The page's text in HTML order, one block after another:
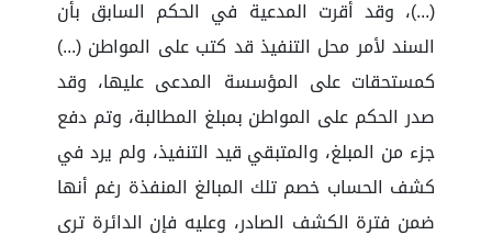
(...)، وقد أقرت المدعية في الحكم السابق بأن
السند لأمر محل التنفيذ قد كتب على المواطن (...)
كمستحقات على المؤسسة المدعى عليها، وقد
صدر الحكم على المواطن بمبلغ المطالبة، وتم دفع
جزء من المبلغ، والمتبقي قيد التنفيذ، ولم يرد في
كشف الحساب خصم تلك المبالغ المنفذة رغم أنها
ضمن فترة الكشف الصادر، وعليه فإن الدائرة ترى